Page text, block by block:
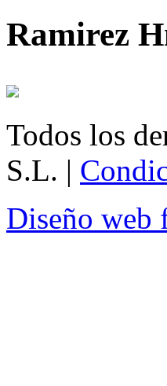
Ramirez
Todos los
S.L. |
Diseño web